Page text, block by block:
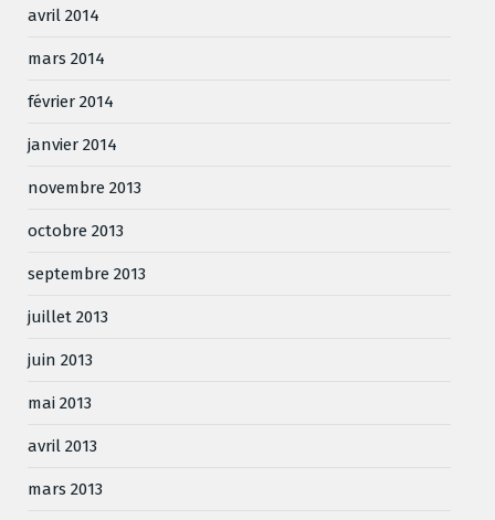
avril 2014
mars 2014
février 2014
janvier 2014
novembre 2013
octobre 2013
septembre 2013
juillet 2013
juin 2013
mai 2013
avril 2013
mars 2013